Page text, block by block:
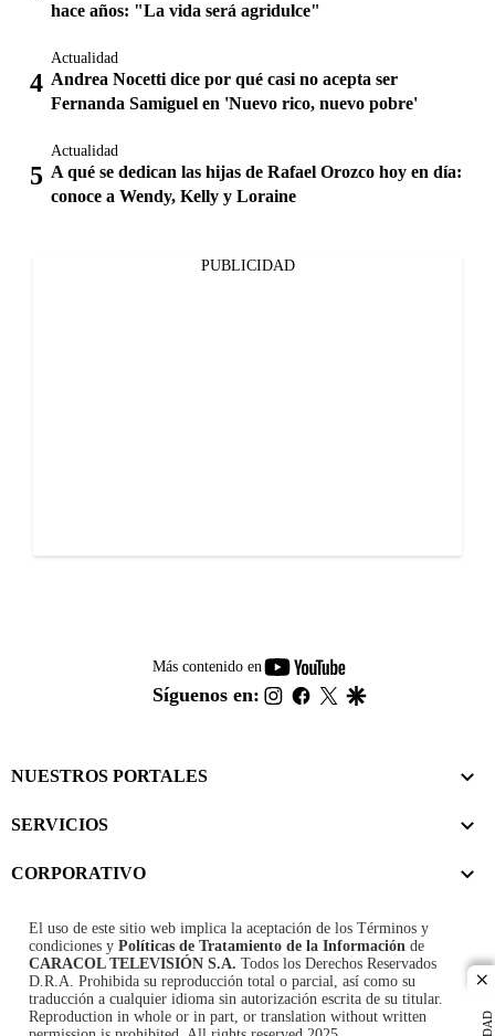
hace años: "La vida será agridulce"
Actualidad
Andrea Nocetti dice por qué casi no acepta ser
Fernanda Samiguel en 'Nuevo rico, nuevo pobre'
Actualidad
A qué se dedican las hijas de Rafael Orozco hoy en día:
conoce a Wendy, Kelly y Loraine
PUBLICIDAD
Más contenido en
youtube-
footer
Síguenos en: instagram
facebook
twitter
NUESTROS PORTALES
SERVICIOS
CORPORATIVO
El uso de este sitio web implica la aceptación de los Términos y
condiciones y Políticas de Tratamiento de la Información de
CARACOL TELEVISIÓN S.A. Todos los Derechos Reservados
D.R.A. Prohibida su reproducción total o parcial, así como su
traducción a cualquier idioma sin autorización escrita de su titular.
Reproduction in whole or in part, or translation without written